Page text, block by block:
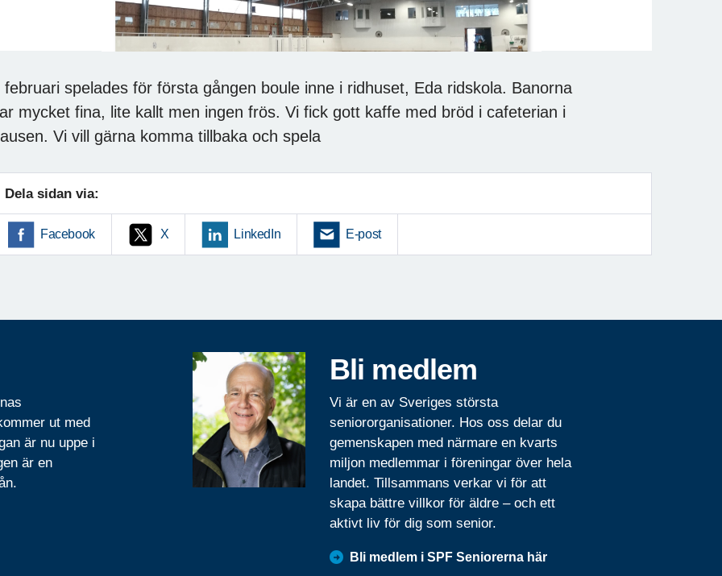
februari spelades för första gången boule inne i ridhuset, Eda ridskola. Banorna
mycket fina, lite kallt men ingen frös. Vi fick gott kaffe med bröd i cafeterian i
Vi vill gärna komma tillbaka och spela
Dela sidan via:
Facebook X LinkedIn E-post
ut med
är nu uppe i
är en
Bli medlem
Vi är en av Sveriges största
seniororganisationer. Hos oss delar du
gemenskapen med närmare en kvarts
miljon medlemmar i föreningar över hela
landet. Tillsammans verkar vi för att
skapa bättre villkor för äldre – och ett
aktivt liv för dig som senior.
Bli medlem i SPF Seniorerna här